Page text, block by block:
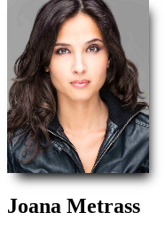
Joana Metrass